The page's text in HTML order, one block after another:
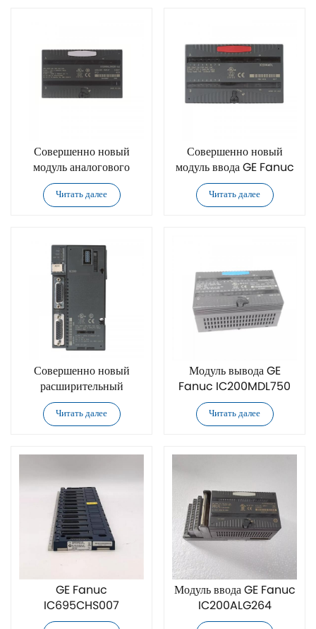
Совершенно новый
модуль аналогового
ввода GE Fanuc
IC200ALG620
Читать далее
Совершенно новый
модуль ввода GE Fanuc
IC200MDL241
VersaMax
Читать далее
Совершенно новый
расширительный
передатчик GE Fanuc
IC200ETM001
Читать далее
Модуль вывода GE
Fanuc IC200MDL750
Читать далее
GE Fanuc
IC695CHS007
Универсальный модуль
Модуль ввода GE Fanuc
IC200ALG264